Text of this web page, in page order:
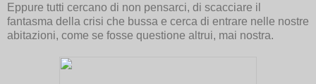
Eppure tutti cercano di non pensarci, di scacciare il
fantasma della crisi che bussa e cerca di entrare nelle nostre
abitazioni, come se fosse questione altrui, mai nostra.